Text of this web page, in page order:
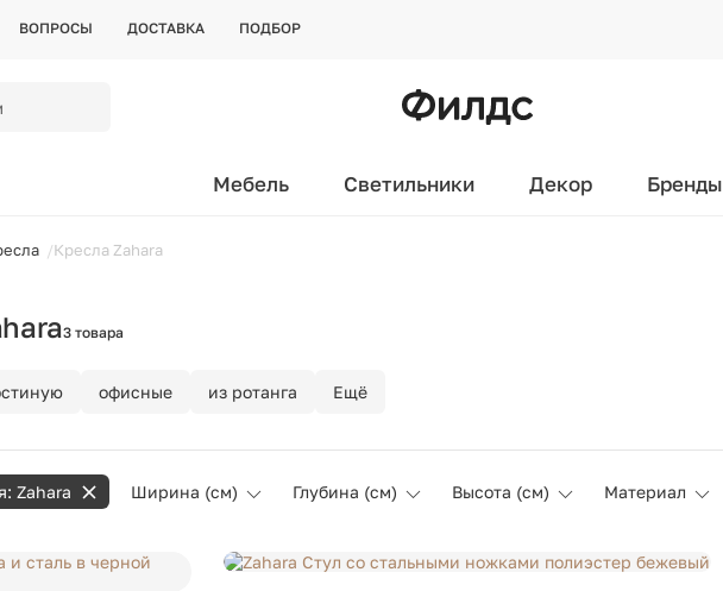
ВОПРОСЫ ДОСТАВКА ПОДБОР
Мебель Светильники Декор Бренды
Кресла Zahara
3 товара
офисные из ротанга Ещё
Zahara Ширина (см) Глубина (см) Высота (см) Материал